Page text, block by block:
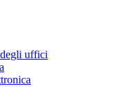
uffici